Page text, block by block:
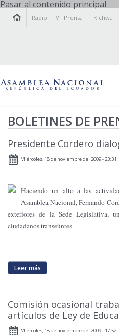
Pasar al contenido principal
Radio ·TV · Prensa Kichwa
LA ASAMBLEA
FISCALIZAMOS
PRENSA
PARTICIPACIÓN
RELACIONES INTERNACIONALES
AGENDA
BOLETINES DE
Presidente Cordero
Miércoles, 18 de noviembre del 2009 - 23:31
Haciendo un alto a las
Asamblea Nacional, Fernando
exteriores de la Sede Legislativa,
ciudadanos transeúntes.
Leer más
Comisión ocasional
artículos de Ley de
Miércoles, 18 de noviembre del 2009 - 17:52